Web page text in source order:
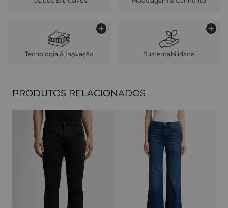
Tecnologia & Inovação Sustentabilidade
PRODUTOS RELACIONADOS